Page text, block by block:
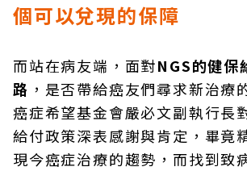
個可以兌現的保障
而站在病友端，面對NGS的健保
路 ，是否帶給癌友們尋求新治療
癌症希望基金會嚴必文副執行長
給付政策深表感謝與肯定，畢竟
現今癌症治療的趨勢，而找到致